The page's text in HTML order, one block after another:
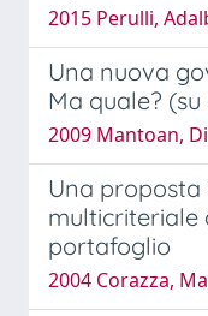
2015 Perulli,
Una nuova
Ma quale?
2009 Mantoan,
Una proposta
multicriteriale
portafoglio
2004 Corazza,